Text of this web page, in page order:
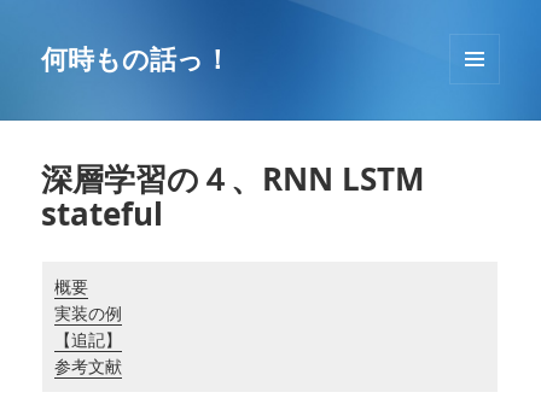
何時もの話っ！
ーとウ
深層学習の４、RNN LSTM
stateful
概要
実装の例
【追記】
参考文献